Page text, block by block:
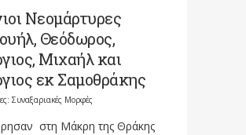
Νεομάρτυρες
Θεόδωρος,
Μιχαήλ και
εκ Σαμοθράκης
Συναξαριακές Μορφές
στη Μάκρη της Θράκης